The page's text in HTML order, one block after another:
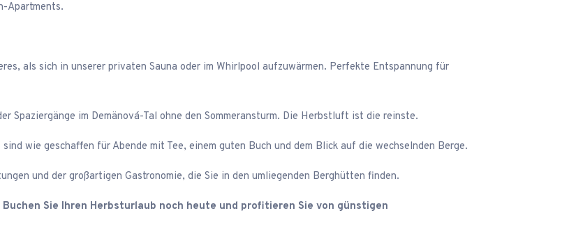
Apartments.
als sich in unserer privaten Sauna oder im Whirlpool aufzuwärmen. Perfekte Entspannung für
Spaziergänge im Demänová-Tal ohne den Sommeransturm. Die Herbstluft ist die reinste.
wie geschaffen für Abende mit Tee, einem guten Buch und dem Blick auf die wechselnden Berge.
und der großartigen Gastronomie, die Sie in den umliegenden Berghütten finden.
Buchen Sie Ihren Herbsturlaub noch heute und profitieren Sie von günstigen